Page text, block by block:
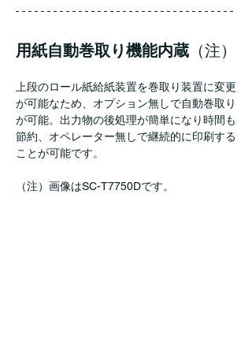
用紙自動巻取り機能内蔵 （注）
上段のロール紙給紙装置を巻取り装置に変更
が可能なため、オプション無しで自動巻取り
が可能。出力物の後処理が簡単になり時間も
節約、オペレーター無しで継続的に印刷する
ことが可能です。
（注）画像はSC-T7750Dです。